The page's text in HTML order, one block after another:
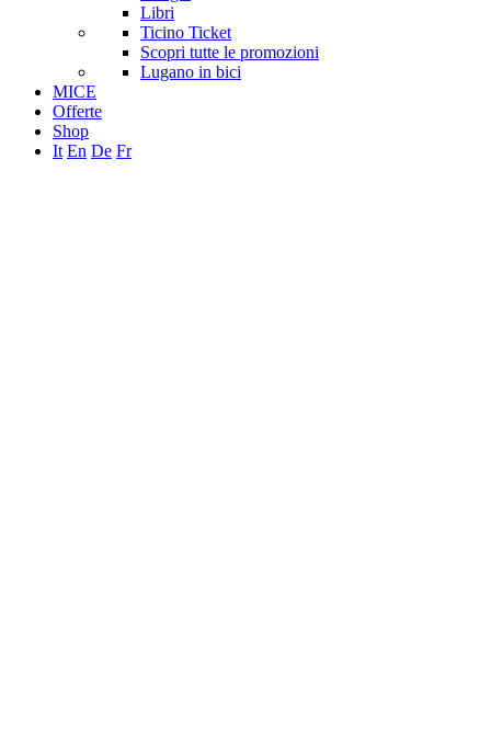
Libri
Ticino Ticket
Scopri tutte le promozioni
Lugano in bici
MICE
Offerte
Shop
It En De Fr